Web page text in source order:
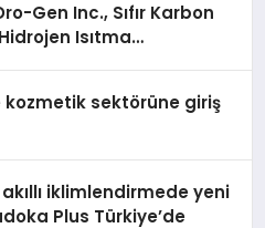
Gen Inc., Sıfır Karbon
Isıtma
kozmetik sektörüne giriş
iklimlendirmede yeni
Plus Türkiye’de